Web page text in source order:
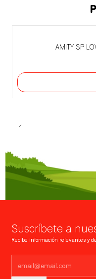
AMITY SP
Suscríbete a
Recibe información relevantes y